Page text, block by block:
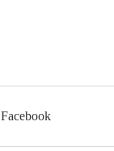
Facebook